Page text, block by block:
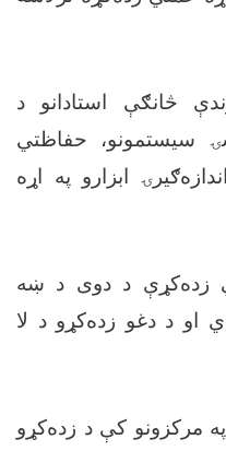
څانګې استادانو د
سیستمونو، حفاظتي
ابزارو په اړه
زده‌کړې د دوی د ښه
او د دغو زده‌کړو د لا
مرکزونو کې د زده‌کړو